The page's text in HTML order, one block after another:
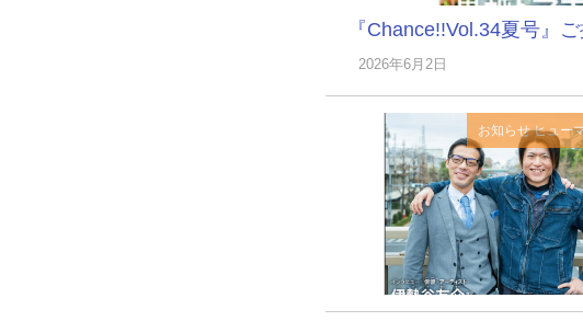
『Chance!!Vol.34夏号』
2026年6月2日
お知らせ ヒュー